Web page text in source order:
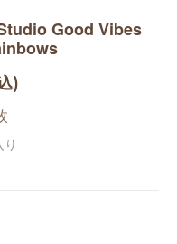
Good Vibes
)
り